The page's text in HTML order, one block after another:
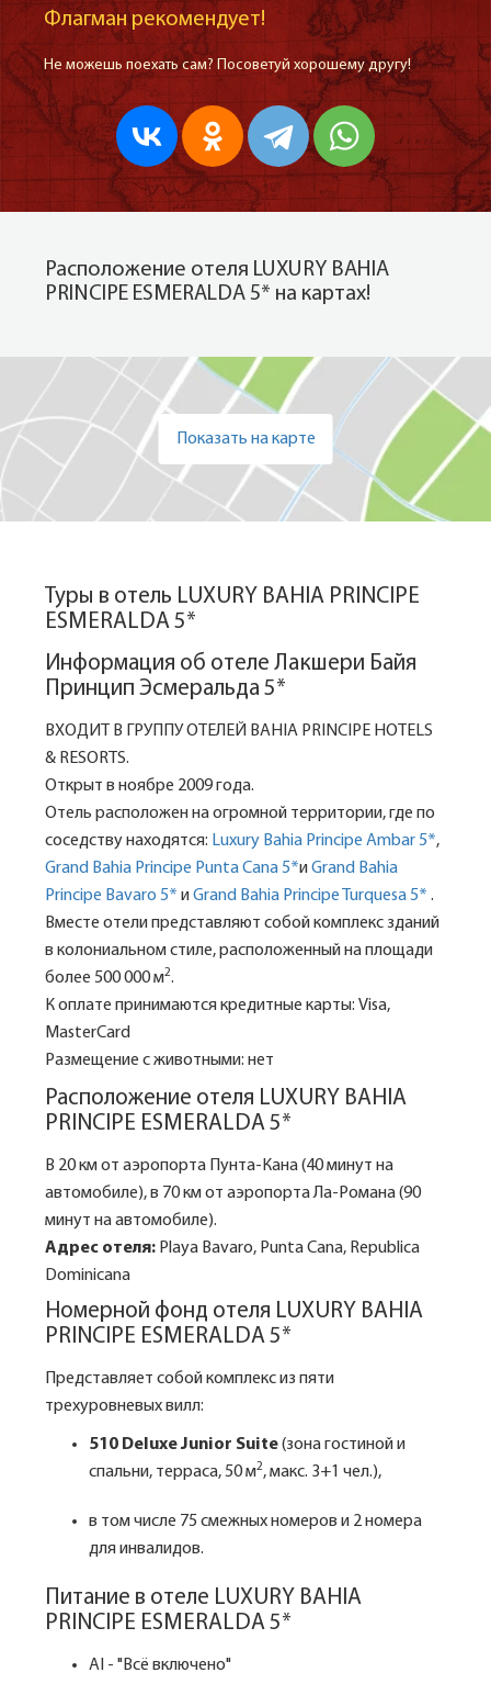
Флагман рекомендует!
Не можешь поехать сам? Посоветуй хорошему другу!
Расположение отеля LUXURY BAHIA
PRINCIPE ESMERALDA 5* на картах!
Показать на карте
Туры в отель LUXURY BAHIA PRINCIPE
ESMERALDA 5*
Информация об отеле Лакшери Байя
Принцип Эсмеральда 5*
ВХОДИТ В ГРУППУ ОТЕЛЕЙ BAHIA PRINCIPE HOTELS
& RESORTS.
Открыт в ноябре 2009 года.
Отель расположен на огромной территории, где по
соседству находятся: Luxury Bahia Principe Ambar 5*,
Grand Bahia Principe Punta Cana 5*иGrand Bahia
Principe Bavaro 5* иGrand Bahia Principe Turquesa 5* .
Вместе отели представляют собой комплекс зданий
в колониальном стиле, расположенный на площади
более 500 000 м2.
К оплате принимаются кредитные карты: Visa,
MasterCard
Размещение с животными: нет
Расположение отеля LUXURY BAHIA
PRINCIPE ESMERALDA 5*
В 20 км от аэропорта Пунта-Кана (40 минут на
автомобиле), в 70 км от аэропорта Ла-Романа (90
минут на автомобиле).
Адрес отеля: Playa Bavaro, Punta Cana, Republica
Dominicana
Номерной фонд отеля LUXURY BAHIA
PRINCIPE ESMERALDA 5*
Представляет собой комплекс из пяти
трехуровневых вилл:
510 Deluxe Junior Suite(зона гостиной и
спальни, терраса, 50 м2, макс. 3+1 чел.),
в том числе 75 смежных номеров и 2 номера
для инвалидов.
Питание в отеле LUXURY BAHIA
PRINCIPE ESMERALDA 5*
AI - "Всё включено"